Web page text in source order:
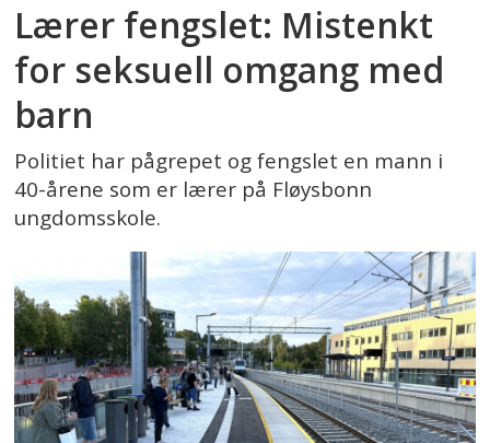
Lærer fengslet: Mistenkt
for seksuell omgang med
barn
Politiet har pågrepet og fengslet en mann i
40-årene som er lærer på Fløysbonn
ungdomsskole.